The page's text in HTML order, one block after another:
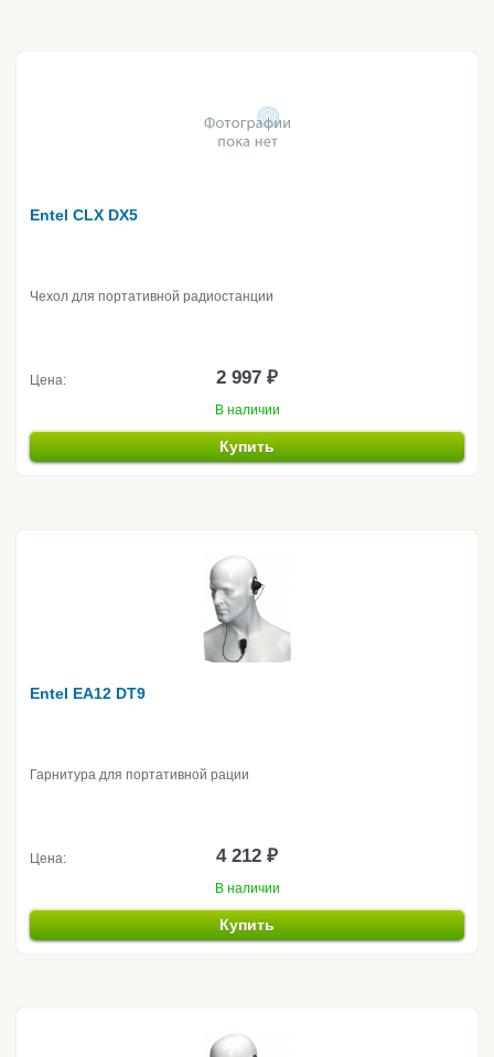
Entel CLX DX5
Чехол для портативной радиостанции
Цена: 2 997 ₽
В наличии
Купить
Entel EA12 DT9
Гарнитура для портативной рации
Цена: 4 212 ₽
В наличии
Купить